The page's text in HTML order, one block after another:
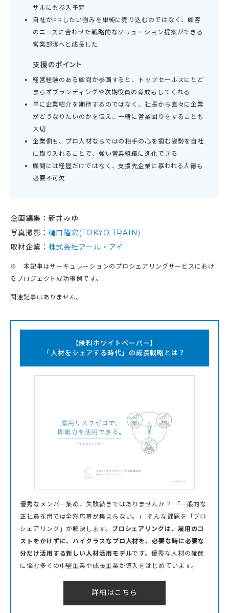
サルにも参入予定
自社がPRしたい強みを単純に売り込むのではなく、顧客
のニーズに合わせた戦略的なソリューション提案ができる
営業部隊へと成長した
支援のポイント
経営経験のある顧問が参画すると、トップセールスにとど
まらずブランディングや次期役員の育成もしてくれる
単に企業紹介を期待するのではなく、社長から直々に企業
がどうなりたいのかを伝え、一緒に営業回りをすることも
大切
企業側も、プロ人材ならではの相手の心を掴む姿勢を自社
に取り入れることで、強い営業組織に進化できる
顧問には経歴だけではなく、支援先企業に慕われる人徳も
必要不可欠
企画編集：新井みゆ
写真撮影： 樋口隆宏(TOKYO TRAIN)
取材企業： 株式会社アール・アイ
※ 本記事はサーキュレーションのプロシェアリングサービスにおけ
るプロジェクト成功事例です。
関連記事はありません。
【無料ホワイトペーパー】
「人材をシェアする時代」の成長戦略とは？
優秀なメンバー集め、失敗続きではありませんか？ 「一般的な
正社員採用では全然応募が集まらない。」 そんな課題を「プロ
シェアリング」が解決します。 プロシェアリングは、雇用のコ
ストをかけずに、ハイクラスなプロ人材を、必要な時に必要な
分だけ活用する新しい人材活用モデルです。優秀な人材の確保
に悩む多くの中堅企業や成長企業が導入をはじめています。
詳細はこちら